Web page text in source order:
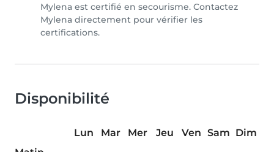
Mylena est certifié en secourisme. Contactez
Mylena directement pour vérifier les
certifications.
Disponibilité
Lun Mar Mer Jeu Ven Sam Dim